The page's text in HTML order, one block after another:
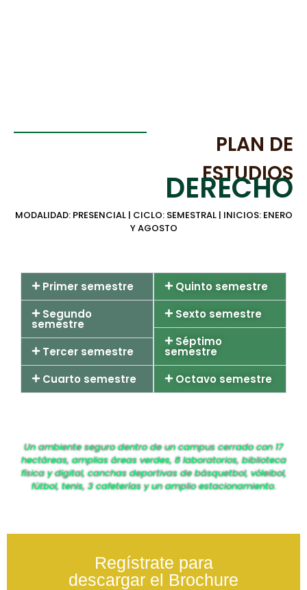
PLAN DE
ESTUDIOS
DERECHO
MODALIDAD: PRESENCIAL | CICLO: SEMESTRAL | INICIOS: ENERO
Y AGOSTO
Primer semestre
Segundo
semestre
Tercer semestre
Cuarto semestre
Quinto semestre
Sexto semestre
Séptimo
semestre
Octavo semestre
Un ambiente seguro dentro de un campus cerrado con 17
hectáreas, amplias áreas verdes, 8 laboratorios, biblioteca
física y digital, canchas deportivas de básquetbol, vóleibol,
fútbol, tenis, 3 cafeterías y un amplio estacionamiento.
Regístrate para
descargar el Brochure